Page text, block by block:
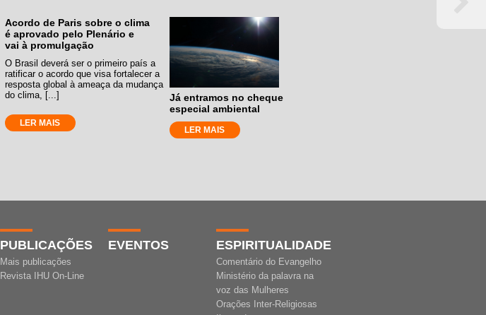
Acordo de Paris sobre o clima
é aprovado pelo Plenário e
vai à promulgação
O Brasil deverá ser o primeiro país a
ratificar o acordo que visa fortalecer a
resposta global à ameaça da mudança
do clima, [...]
LER MAIS
Já entramos no cheque
especial ambiental
LER MAIS
PUBLICAÇÕES
Mais publicações
Revista IHU On-Line
EVENTOS ESPIRITUALIDADE
Comentário do Evangelho
Ministério da palavra na
voz das Mulheres
Orações Inter-Religiosas